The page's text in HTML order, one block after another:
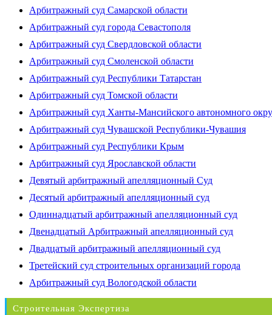
Арбитражный суд Самарской области
Арбитражный суд города Севастополя
Арбитражный суд Свердловской области
Арбитражный суд Смоленской области
Арбитражный суд Республики Татарстан
Арбитражный суд Томской области
Арбитражный суд Ханты-Мансийского автономного
Арбитражный суд Чувашской Республики-Чувашия
Арбитражный суд Республики Крым
Арбитражный суд Ярославской области
Девятый арбитражный апелляционный Суд
Десятый арбитражный апелляционный суд
Одиннадцатый арбитражный апелляционный суд
Двенадцатый Арбитражный апелляционный суд
Двадцатый арбитражный апелляционный суд
Третейский суд строительных организаций города
Арбитражный суд Вологодской области
Строительная Экспертиза